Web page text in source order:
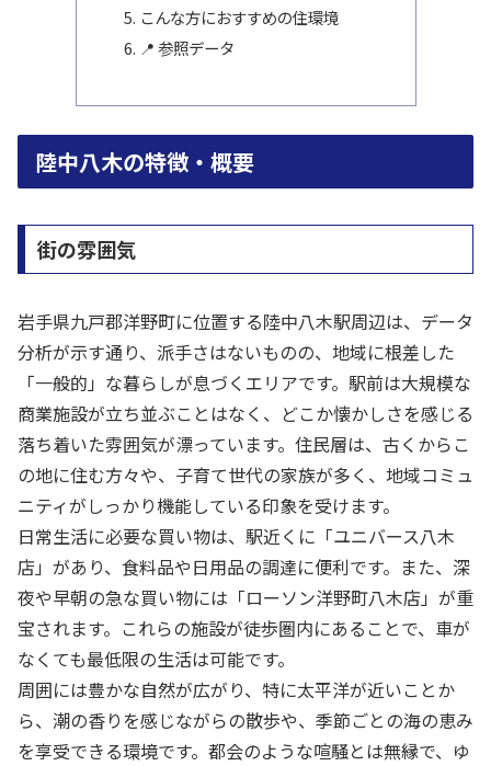
こんな方におすすめの住環境
📍 参照データ
陸中八木の特徴・概要
街の雰囲気
岩手県九戸郡洋野町に位置する陸中八木駅周辺は、データ
分析が示す通り、派手さはないものの、地域に根差した
「一般的」な暮らしが息づくエリアです。駅前は大規模な
商業施設が立ち並ぶことはなく、どこか懐かしさを感じる
落ち着いた雰囲気が漂っています。住民層は、古くからこ
の地に住む方々や、子育て世代の家族が多く、地域コミュ
ニティがしっかり機能している印象を受けます。
日常生活に必要な買い物は、駅近くに「ユニバース八木
店」があり、食料品や日用品の調達に便利です。また、深
夜や早朝の急な買い物には「ローソン洋野町八木店」が重
宝されます。これらの施設が徒歩圏内にあることで、車が
なくても最低限の生活は可能です。
周囲には豊かな自然が広がり、特に太平洋が近いことか
ら、潮の香りを感じながらの散歩や、季節ごとの海の恵み
を享受できる環境です。都会のような喧騒とは無縁で、ゆ